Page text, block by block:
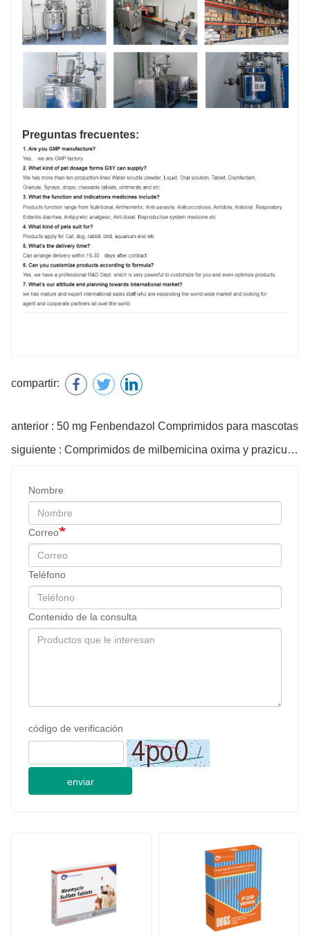
Preguntas frecuentes:
compartir:
anterior : 50 mg Fenbendazol Comprimidos para mascotas
siguiente : Comprimidos de milbemicina oxima y prazicuantel de 14 mg para gato
Nombre
Correo
Teléfono
Contenido de la consulta
código de verificación
enviar